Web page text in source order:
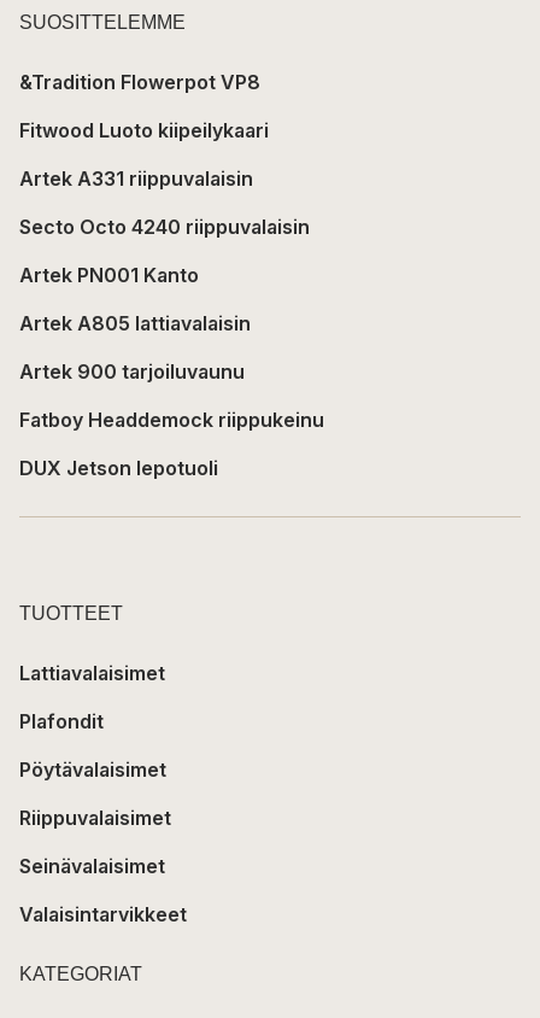
SUOSITTELEMME
&Tradition Flowerpot VP8
Fitwood Luoto kiipeilykaari
Artek A331 riippuvalaisin
Secto Octo 4240 riippuvalaisin
Artek PN001 Kanto
Artek A805 lattiavalaisin
Artek 900 tarjoiluvaunu
Fatboy Headdemock riippukeinu
DUX Jetson lepotuoli
TUOTTEET
Lattiavalaisimet
Plafondit
Pöytävalaisimet
Riippuvalaisimet
Seinävalaisimet
Valaisintarvikkeet
KATEGORIAT